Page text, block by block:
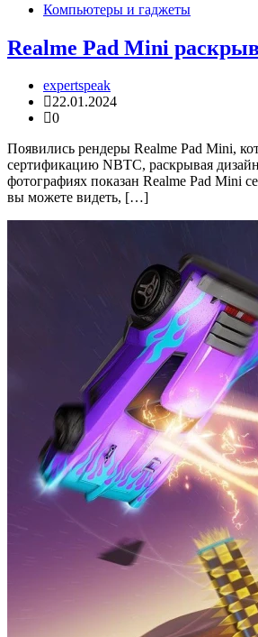
Компьютеры и гаджеты
Realme Pad Mini
expertspeak
22.01.2024
0
Появились рендеры Realme Pad Mini,
сертификацию NBTC, раскрывая
фотографиях показан Realme Pad Mini
вы можете видеть, […]